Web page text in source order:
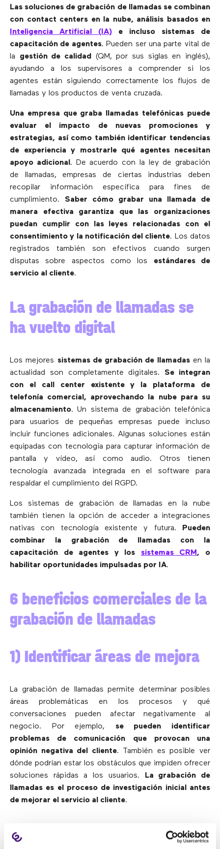
Las soluciones de grabación de llamadas se combinan
con contact centers en la nube, análisis basados en
Inteligencia Artificial (IA) e incluso sistemas de
capacitación de agentes. Pueden ser una parte vital de
la gestión de calidad
(QM, por sus siglas en inglés),
ayudando a los supervisores a comprender si los
agentes están siguiendo correctamente los flujos de
llamadas y los productos de venta cruzada.
Una empresa que graba llamadas telefónicas puede
evaluar el impacto de nuevas promociones y
estrategias, así como también identificar tendencias
de experiencia y mostrarle qué agentes necesitan
apoyo adicional . De acuerdo con la ley de grabación
de llamadas, empresas de ciertas industrias deben
recopilar información específica para fines de
cumplimiento. Saber cómo grabar una llamada de
manera efectiva garantiza que las organizaciones
puedan cumplir con las leyes relacionadas con el
consentimiento y la notificación del cliente. Los datos
registrados también son efectivos cuando surgen
disputas sobre aspectos como los estándares de
servicio al cliente.
La grabación de llamadas se
ha vuelto digital
Los mejores sistemas de grabación de llamadasen la
actualidad son completamente digitales. Se integran
con el call center existente y la plataforma de
telefonía comercial, aprovechando la nube para su
almacenamiento. Un sistema de grabación telefónica
para usuarios de pequeñas empresas puede incluso
incluir funciones adicionales. Algunas soluciones están
equipadas con tecnología para capturar información de
pantalla y vídeo, así como audio. Otros tienen
tecnología avanzada integrada en el software para
respaldar el cumplimiento del RGPD.
Los sistemas de grabación de llamadas en la nube
también tienen la opción de acceder a integraciones
nativas con tecnología existente y futura.
Pueden
combinar la grabación de llamadas con la
capacitación de agentes y los sistemas CRM , o
habilitar oportunidades impulsadas por IA.
6 beneficios comerciales de la
grabación de llamadas
1) Identificar áreas de mejora
La grabación de llamadas permite determinar posibles
áreas problemáticas en los procesos y qué
conversaciones pueden afectar negativamente al
negocio. Por ejemplo, se pueden identificar
problemas de comunicación que provocan una
opinión negativa del cliente. También es posible ver
dónde podrían estar los obstáculos que impiden ofrecer
soluciones rápidas a los usuarios.
La grabación de
llamadas es el proceso de investigación inicial antes
de mejorar el servicio al cliente.
2) Mantener registros valiosos